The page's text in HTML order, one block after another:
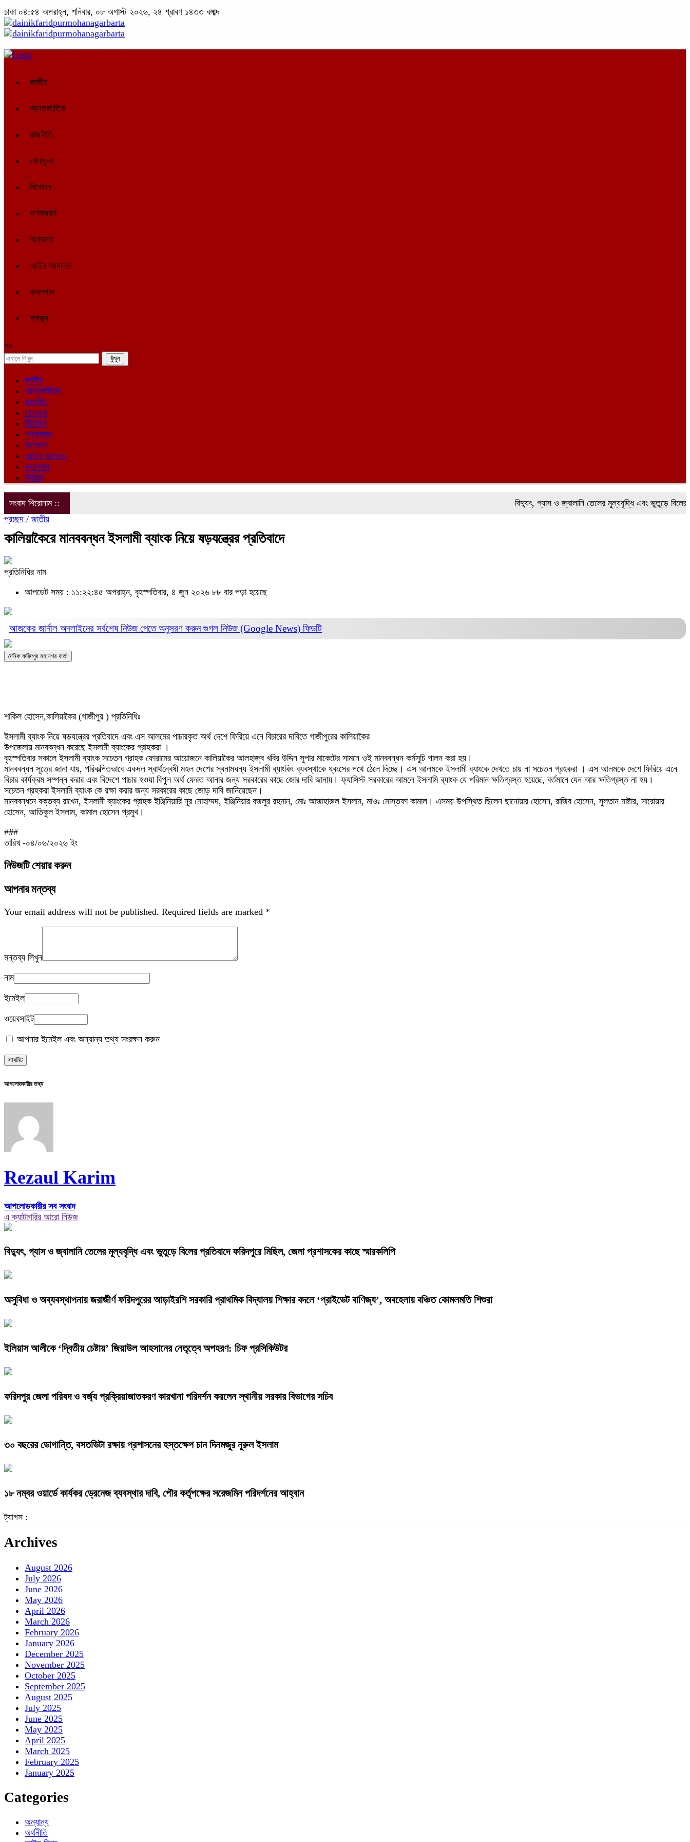
ঢাকা ০৪:৫৪ অপরাহ্ন, শনিবার, ০৮ অগাস্ট ২০২৬, ২৪ শ্রাবণ ১৪৩৩ বঙ্গাব্দ
জাতীয়
আন্তর্জাতিক
রাজনীতি
খেলাধুলা
বিনোদন
গণমাধ্যম
অন্যান্য
আইন আদালত
ক্যাম্পাস
স্বাস্থ্য
সব
জাতীয়
আন্তর্জাতিক
রাজনীতি
খেলাধুলা
বিনোদন
গণমাধ্যম
অন্যান্য
আইন আদালত
ক্যাম্পাস
স্বাস্থ্য
সংবাদ শিরোনাম ::
বিদ্যুৎ, গ্যাস ও জ্বালানি তেলের মূল্যবৃদ্ধি এবং ভুতুড়ে বিলের
প্রচ্ছদ / জাতীয়
কালিয়াকৈরে মানববন্ধন ইসলামী ব্যাংক নিয়ে ষড়যন্ত্রের প্রতিবাদে
প্রতিনিধির নাম
আপডেট সময় : ১১:২২:৪৫ অপরাহ্ন, বৃহস্পতিবার, ৪ জুন ২০২৬ ৮৮ বার পড়া হয়েছে
আজকের জার্নাল অনলাইনের সর্বশেষ নিউজ পেতে অনুসরণ করুনগুগল নিউজ (Google News) ফিডটি
দৈনিক ফরিদপুর মহানগর বার্তা
শাকিল হোসেন,কালিয়াকৈর (গাজীপুর ) প্রতিনিধিঃ
ইসলামী ব্যাংক নিয়ে ষড়যন্ত্রের প্রতিবাদে এবং এস আলমের পাচারকৃত অর্থ দেশে ফিরিয়ে এনে বিচারের দাবিতে গাজীপুরের কালিয়াকৈর
উপজেলায় মানববন্ধন করেছে ইসলামী ব্যাংকের গ্রাহকরা ।
বৃহস্পতিবার সকালে ইসলামী ব্যাংক সচেতন গ্রাহক ফোরামের আয়োজনে কালিয়াকৈর আলহাজ্ব খবির উদ্দিন সুপার মাকেটের সামনে ওই মানববন্ধন কর্মসূচি পালন করা হয়।
মানববন্ধন সূত্রে জানা যায়, পরিকল্পিতভাবে একদল স্বার্থন্বেষী মহল দেশের স্বনামধন্য ইসলামী ব্যাংকিং ব্যবস্থাকে ধ্বংসের পথে ঠেলে দিচ্ছে। এস আলমকে ইসলামী ব্যাংকে দেখতে চায় না সচেতন গ্রহকরা । এস আলমকে দেশে ফিরিয়ে এনে
বিচার কার্যক্রম সম্পন্ন করার এবং বিদেশে পাচার হওয়া বিপুল অর্থ ফেরত আনার জন্য সরকারের কাছে জোর দাবি জানায়। ফ্যাসিস্ট সরকারের আমলে ইসলামি ব্যাংক যে পরিমান ক্ষতিগ্রস্ত হয়েছে, বর্তমানে যেন আর ক্ষতিগ্রস্ত না হয়।
সচেতন গ্রহকরা ইসলামি ব্যাংক কে রক্ষা করার জন্য সরকারের কাছে জোড় দাবি জানিয়েছেন।
মানববন্ধনে বক্তব্য রাখেন, ইসলামী ব্যাংকের গ্রাহক ইঞ্জিনিয়ারি নূর মোহাম্মদ, ইঞ্জিনিয়ার বজলুর রহমান, মোঃ আজাহারুল ইসলাম, মাওঃ মোস্তফা কামাল। এসময় উপস্থিত ছিলেন ছানোয়ার হোসেন, রাজিব হোসেন, সুলতান মাষ্টার, সারোয়ার
হোসেন, আতিকুল ইসলাম, কামাল হোসেন প্রমুখ।
###
তারিখ -০৪/০৬/২০২৬ ইং
নিউজটি শেয়ার করুন
আপনার মন্তব্য
Your email address will not be published. Required fields are marked *
মন্তব্য লিখুন
নাম
ইমেইল
ওয়েবসাইট
আপনার ইমেইল এবং অন্যান্য তথ্য সংরক্ষন করুন
আপলোডকারীর তথ্য
Rezaul Karim
আপলোডকারীর সব সংবাদ
এ ক্যাটাগরির আরো নিউজ
বিদ্যুৎ, গ্যাস ও জ্বালানি তেলের মূল্যবৃদ্ধি এবং ভুতুড়ে বিলের প্রতিবাদে ফরিদপুরে মিছিল, জেলা প্রশাসকের কাছে স্মারকলিপি
অসুবিধা ও অব্যবস্থাপনায় জরাজীর্ণ ফরিদপুরের আড়াইরশি সরকারি প্রাথমিক বিদ্যালয় শিক্ষার বদলে ‘প্রাইভেট বাণিজ্য’, অবহেলায় বঞ্চিত কোমলমতি শিশুরা
ইলিয়াস আলীকে ‘দ্বিতীয় চেষ্টায়’ জিয়াউল আহসানের নেতৃত্বে অপহরণ: চিফ প্রসিকিউটর
ফরিদপুর জেলা পরিষদ ও বর্জ্য প্রক্রিয়াজাতকরণ কারখানা পরিদর্শন করলেন স্থানীয় সরকার বিভাগের সচিব
৩০ বছরের ভোগান্তি, বসতভিটা রক্ষায় প্রশাসনের হস্তক্ষেপ চান দিনমজুর নুরুল ইসলাম
১৮ নম্বর ওয়ার্ডে কার্যকর ড্রেনেজ ব্যবস্থার দাবি, পৌর কর্তৃপক্ষের সরেজমিন পরিদর্শনের আহ্বান
ট্যাগস :
Archives
August 2026
July 2026
June 2026
May 2026
April 2026
March 2026
February 2026
January 2026
December 2025
November 2025
October 2025
September 2025
August 2025
July 2025
June 2025
May 2025
April 2025
March 2025
February 2025
January 2025
Categories
অন্যান্য
অর্থনীতি